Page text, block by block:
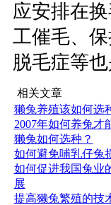
应安排在
工催毛、
脱毛症等也
相关文章
獭兔养殖该如何选
2007年如何养兔才
獭兔如何选种？
如何避免哺乳仔兔
如何促进我国兔业
展
提高獭兔繁殖的技